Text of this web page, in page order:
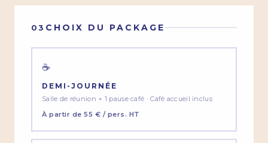
03 CHOIX DU PACKAGE
☕
DEMI-JOURNÉE
Salle de réunion + 1 pause café · Café accueil inclus
À partir de 55 € / pers. HT